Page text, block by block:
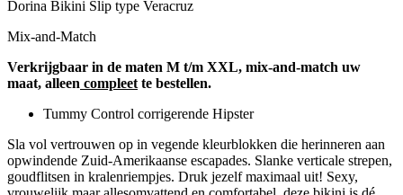
Dorina Bikini Slip type Veracruz
Mix-and-Match
Verkrijgbaar in de maten M t/m XXL, mix-and-match uw
maat, alleen compleet te bestellen.
Tummy Control corrigerende Hipster
Sla vol vertrouwen op in vegende kleurblokken die herinneren aan
opwindende Zuid-Amerikaanse escapades. Slanke verticale strepen,
goudflitsen in kralenriempjes. Druk jezelf maximaal uit! Sexy,